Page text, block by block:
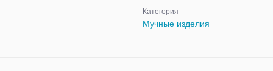
Категория
Мучные изделия